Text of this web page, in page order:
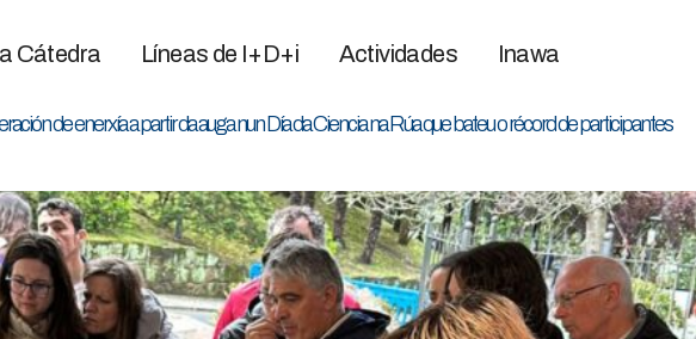
Cátedra Líneas de I+D+i Actividades Inawa
de enerxía a partir da auga nun Día da Ciencia na Rúa que bateu o récord de participantes